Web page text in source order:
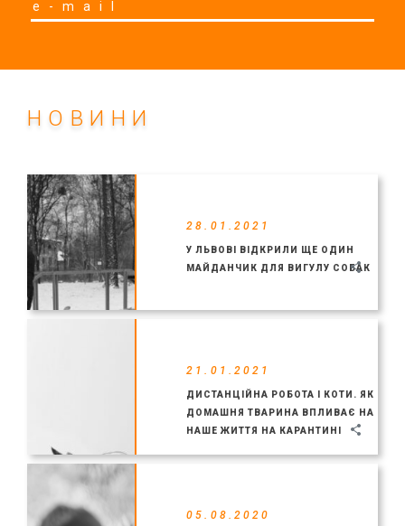
НОВИНИ
28.01.2021
У ЛЬВОВІ ВІДКРИЛИ ЩЕ ОДИН
МАЙДАНЧИК ДЛЯ ВИГУЛУ СОБАК
21.01.2021
ДИСТАНЦІЙНА РОБОТА І КОТИ. ЯК
ДОМАШНЯ ТВАРИНА ВПЛИВАЄ НА
НАШЕ ЖИТТЯ НА КАРАНТИНІ
05.08.2020